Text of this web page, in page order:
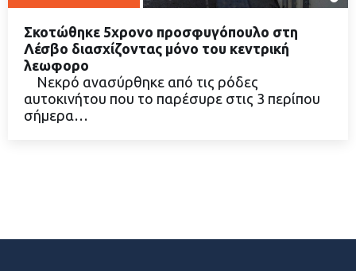
ΔΙΑΒΑΣΤΕ ΠΕΡΙΣΣΟΤΕΡΑ
Σκοτώθηκε 5χρονο προσφυγόπουλο στη
Λέσβο διασχίζοντας μόνο του κεντρική
λεωφορο
Νεκρό ανασύρθηκε από τις ρόδες
αυτοκινήτου που το παρέσυρε στις 3 περίπου
σήμερα…